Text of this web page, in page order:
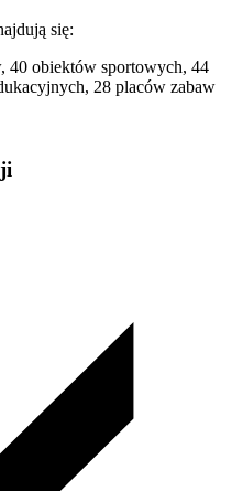
się:
40 obiektów sportowych, 44
28 placów zabaw